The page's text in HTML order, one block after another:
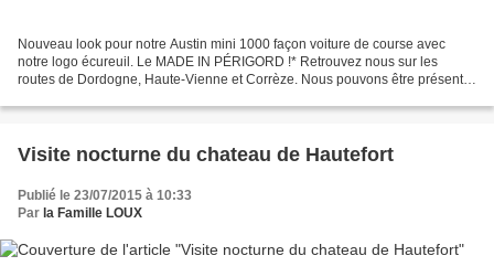
Nouveau look pour notre Austin mini 1000 façon voiture de course avec
notre logo écureuil. Le MADE IN PÉRIGORD !* Retrouvez nous sur les
routes de Dordogne, Haute-Vienne et Corrèze. Nous pouvons être présents
Visite nocturne du chateau de Hautefort
Publié le 23/07/2015 à 10:33
Par la Famille LOUX